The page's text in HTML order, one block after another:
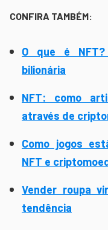
CONFIRA TAMBÉM:
O que é NFT?
bilionária
NFT: como
através de
Como jogos
NFT e
Vender roupa
tendência